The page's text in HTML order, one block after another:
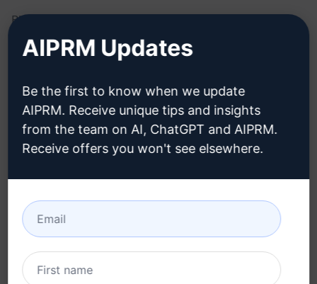
Blog (en)
Informativa sulla privacy
(en)
Politica di utilizzo
Termini dell'estensione
del browser (en)
Termini di fatturazione
Come installare
Google Chrome (en)
Microsoft Edge (en)
AIPRM Updates
Be the first to know when we update
AIPRM. Receive unique tips and insights
from the team on AI, ChatGPT and AIPRM.
Receive offers you won't see elsewhere.